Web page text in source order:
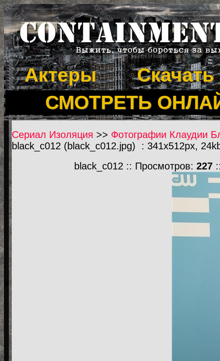
Актеры
Скачать
СМОТРЕТЬ
Сериал Изоляция >> Фотографии Клаудии
black_c012 (black_c012.jpg) : 341x512px,
black_c012 :: Просмотров: 227